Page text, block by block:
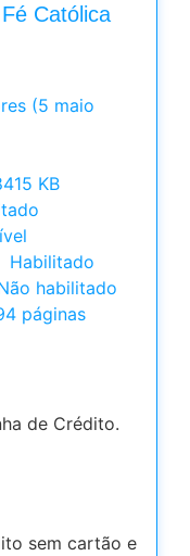
Católica
arquivo ‏ : ‎ 8415 KB
de fonte ‏ : ‎ Habilitado
de vocabulário ‏ : ‎ Não habilitado
páginas ‏ : ‎ 494 páginas
de Crédito.
sem cartão e